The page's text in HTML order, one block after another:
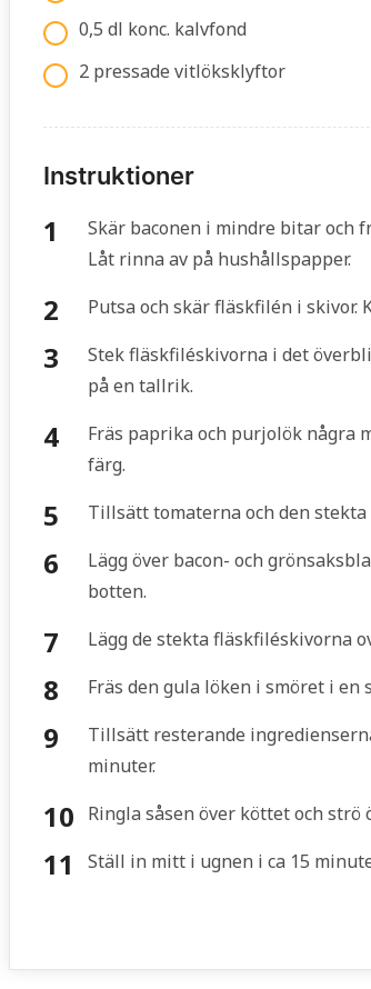
0,5 dl konc. kalvfond
2 pressade vitlöksklyftor
Instruktioner
Skär baconen i mindre bitar och
Låt rinna av på hushållspapper.
Putsa och skär fläskfilén i skivor.
Stek fläskfiléskivorna i det
på en tallrik.
Fräs paprika och purjolök några
färg.
Tillsätt tomaterna och den
Lägg över bacon- och
botten.
Lägg de stekta fläskfiléskivorna
Fräs den gula löken i smöret i
Tillsätt resterande
minuter.
Ringla såsen över köttet och strö
Ställ in mitt i ugnen i ca 15